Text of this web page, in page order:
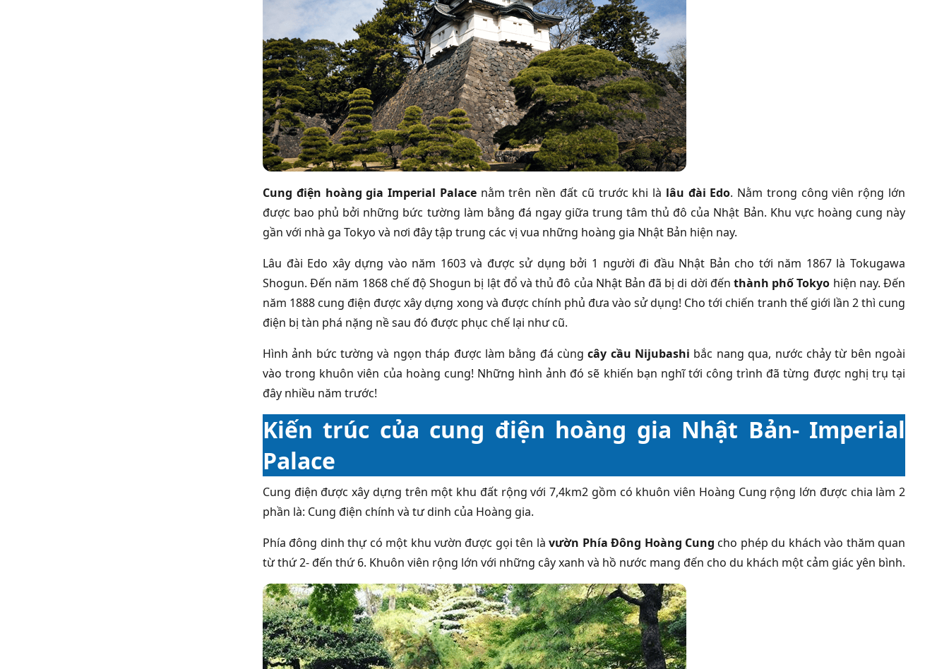
Cung điện hoàng gia Imperial Palacenằm trên nền đất cũ trước khi là lâu đài Edo. Nằm trong công viên rộng lớn
được bao phủ bởi những bức tường làm bằng đá ngay giữa trung tâm thủ đô của Nhật Bản. Khu vực hoàng cung này
gần với nhà ga Tokyo và nơi đây tập trung các vị vua những hoàng gia Nhật Bản hiện nay.
Lâu đài Edo xây dựng vào năm 1603 và được sử dụng bởi 1 người đi đầu Nhật Bản cho tới năm 1867 là Tokugawa
Shogun. Đến năm 1868 chế độ Shogun bị lật đổ và thủ đô của Nhật Bản đã bị di dời đếnthành phố Tokyo hiện nay. Đến
năm 1888 cung điện được xây dựng xong và được chính phủ đưa vào sử dụng! Cho tới chiến tranh thế giới lần 2 thì cung
điện bị tàn phá nặng nề sau đó được phục chế lại như cũ.
Hình ảnh bức tường và ngọn tháp được làm bằng đá cùngcây cầu Nijubashi bắc nang qua, nước chảy từ bên ngoài
vào trong khuôn viên của hoàng cung! Những hình ảnh đó sẽ khiến bạn nghĩ tới công trình đã từng được nghị trụ tại
đây nhiều năm trước!
Kiến trúc của cung điện hoàng gia Nhật Bản- Imperial
Palace
Cung điện được xây dựng trên một khu đất rộng với 7,4km2 gồm có khuôn viên Hoàng Cung rộng lớn được chia làm 2
phần là: Cung điện chính và tư dinh của Hoàng gia.
Phía đông dinh thự có một khu vườn được gọi tên làvườn Phía Đông Hoàng Cung cho phép du khách vào thăm quan
từ thứ 2- đến thứ 6. Khuôn viên rộng lớn với những cây xanh và hồ nước mang đến cho du khách một cảm giác yên bình.